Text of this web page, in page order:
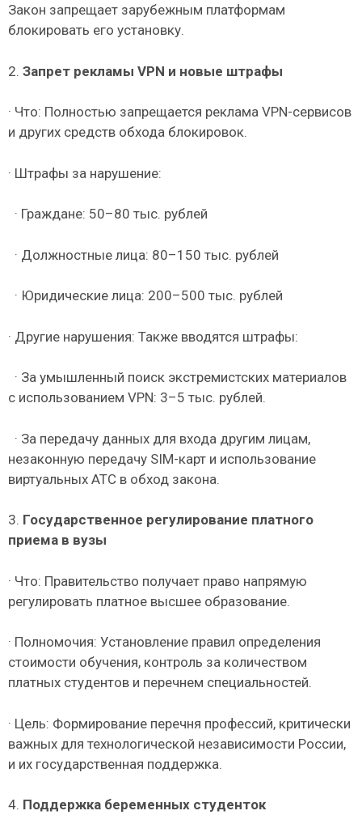
Закон запрещает зарубежным платформам
блокировать его установку.
2. Запрет рекламы VPN и новые штрафы
· Что: Полностью запрещается реклама VPN-сервисов
и других средств обхода блокировок.
· Штрафы за нарушение:
· Граждане: 50–80 тыс. рублей
· Должностные лица: 80–150 тыс. рублей
· Юридические лица: 200–500 тыс. рублей
· Другие нарушения: Также вводятся штрафы:
· За умышленный поиск экстремистских материалов
с использованием VPN: 3–5 тыс. рублей.
· За передачу данных для входа другим лицам,
незаконную передачу SIM-карт и использование
виртуальных АТС в обход закона.
3. Государственное регулирование платного
приема в вузы
· Что: Правительство получает право напрямую
регулировать платное высшее образование.
· Полномочия: Установление правил определения
стоимости обучения, контроль за количеством
платных студентов и перечнем специальностей.
· Цель: Формирование перечня профессий, критически
важных для технологической независимости России,
и их государственная поддержка.
4. Поддержка беременных студенток